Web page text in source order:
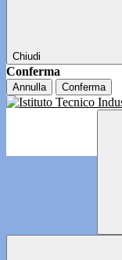
Chiudi
Conferma
Annulla Conferma